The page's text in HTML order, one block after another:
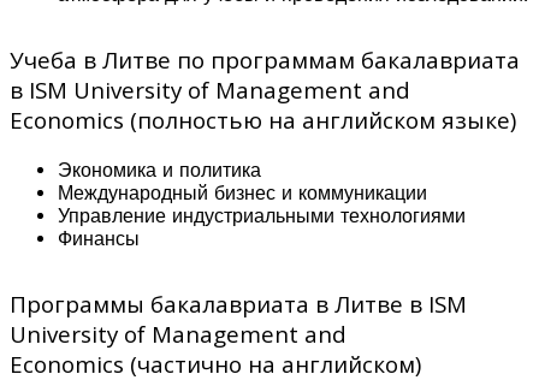
Учеба в Литве по программам бакалавриата
в ISM University of Management and
Economics (полностью на английском языке)
Экономика и политика
Международный бизнес и коммуникации
Управление индустриальными технологиями
Финансы
Программы бакалавриата в Литве в ISM
University of Management and
Economics (частично на английском)